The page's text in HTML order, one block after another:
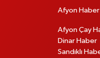
Afyon Haber
Afyon Çay
Dinar Haber
Sandıklı